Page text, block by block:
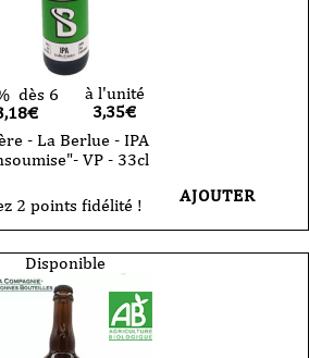
dès 6
à l'unité
3,35€
- La Berlue - IPA
VP - 33cl
2 points fidélité ! AJOUTER
Disponible